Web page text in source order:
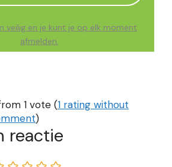
veilig en je kunt je op elk moment
afmelden.
1 vote (1 rating without
)
reactie